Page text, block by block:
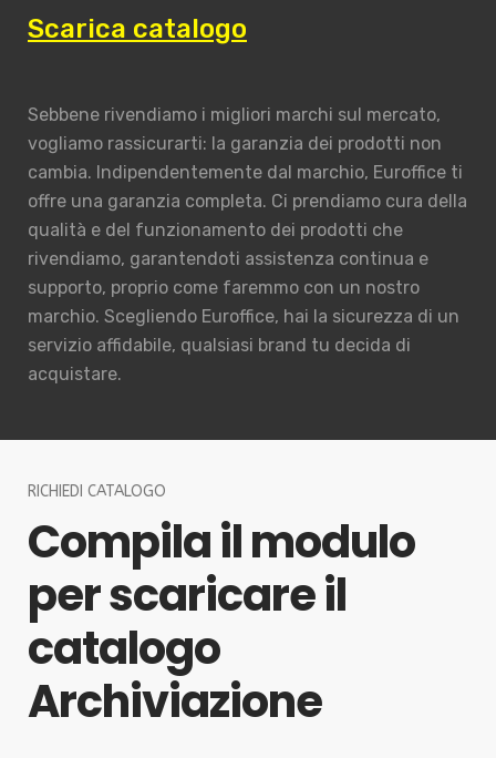
Scarica catalogo
Sebbene rivendiamo i migliori marchi sul mercato,
vogliamo rassicurarti: la garanzia dei prodotti non
cambia. Indipendentemente dal marchio, Euroffice ti
offre una garanzia completa. Ci prendiamo cura della
qualità e del funzionamento dei prodotti che
rivendiamo, garantendoti assistenza continua e
supporto, proprio come faremmo con un nostro
marchio. Scegliendo Euroffice, hai la sicurezza di un
servizio affidabile, qualsiasi brand tu decida di
acquistare.
RICHIEDI CATALOGO
Compila il modulo
per scaricare il
catalogo
Archiviazione